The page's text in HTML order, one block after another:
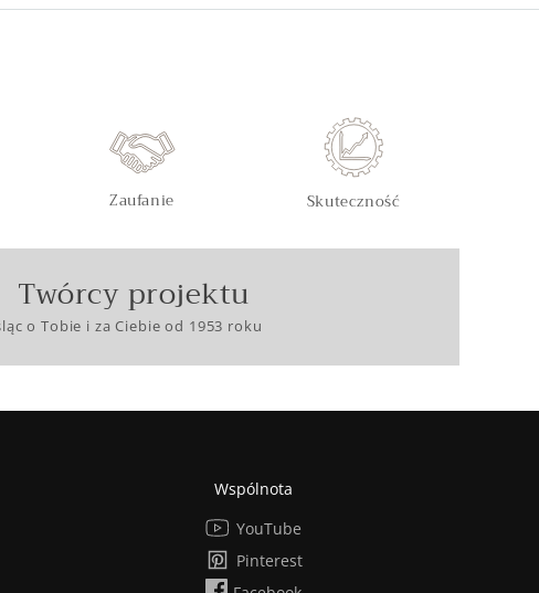
Zaufanie Skuteczność
Twórcy projektu
o Tobie i za Ciebie od 1953 roku
Wspólnota
YouTube
Pinterest